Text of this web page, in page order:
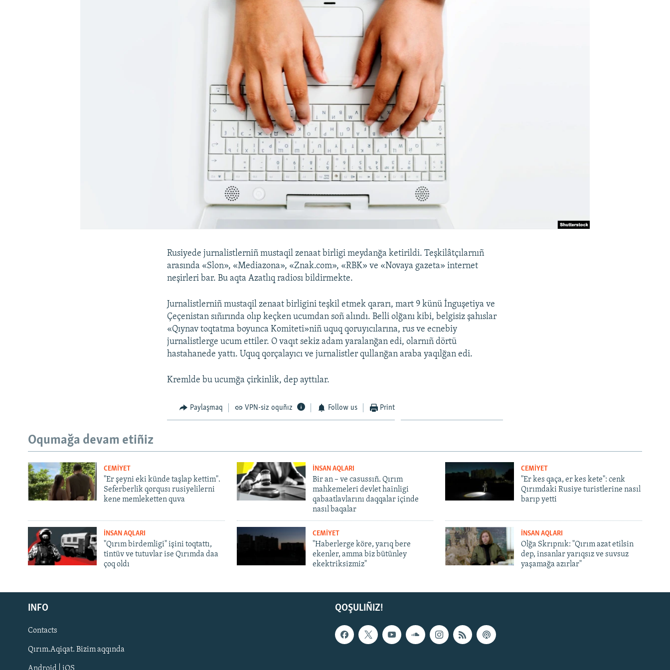
Русский
Українською
QOŞULIÑIZ!
Rusiyede jurnalistlerniñ mustaqil zenaat birligi meydanğa ketirildi. Teşkilâtçılarnıñ
arasında «Slon», «Mediazona», «Znak.com», «RBK» ve «Novaya gazeta» internet
neşirleri bar. Bu aqta Azatlıq radiosı bildirmekte.
Jurnalistlerniñ mustaqil zenaat birligini teşkil etmek qararı, mart 9 künü İnguşetiya ve
Çeçenistan sıñırında olıp keçken ucumdan soñ alındı. Belli olğanı kibi, belgisiz şahıslar
«Qıynav toqtatma boyunca Komiteti»niñ uquq qoruyıcılarına, rus ve ecnebiy
jurnalistlerge ucum ettiler. O vaqıt sekiz adam yaralanğan edi, olarnıñ dörtü
hastahanede yattı. Uquq qorçalayıcı ve jurnalistler qullanğan araba yaqılğan edi.
Kremlde bu ucumğa çirkinlik, dep ayttılar.
Paylaşmaq VPN-siz oquñız Follow us Print
Oqumağa devam etiñiz
CEMİYET
"Er şeyni eki künde taşlap kettim".
Seferberlik qorqusı rusiyelilerni
kene memleketten quva
İNSAN AQLARI
Bir an – ve casussıñ. Qırım
mahkemeleri devlet hainligi
qabaatlavlarını daqqalar içinde
nasıl baqalar
CEMİYET
"Er kes qaça, er kes kete": cenk
Qırımdaki Rusiye turistlerine nasıl
barıp yetti
İNSAN AQLARI
"Qırım birdemligi" işini toqtattı,
tintüv ve tutuvlar ise Qırımda daa
çoq oldı
CEMİYET
"Haberlerge köre, yarıq bere
ekenler, amma biz bütünley
ekektriksizmiz"
İNSAN AQLARI
Olğa Skrıpnık: "Qırım azat etilsin
dep, insanlar yarıqsız ve suvsuz
yaşamağa azırlar"
QOŞULIÑIZ!
INFO
Contacts
Qırım.Aqiqat. Bizim aqqında
Android | iOS